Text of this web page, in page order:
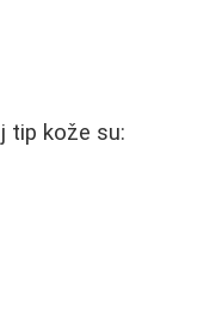
tip kože su: